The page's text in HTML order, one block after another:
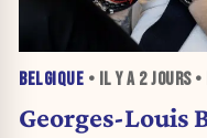
BELGIQUE • IL Y A 2 JOURS•
Georges-Louis